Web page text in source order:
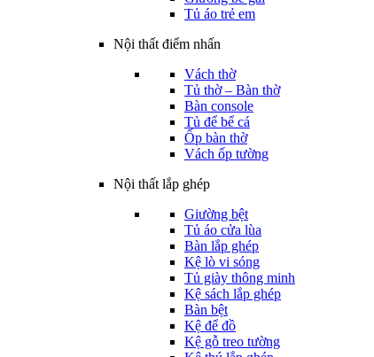
Tủ áo trẻ em
Nội thất điểm nhấn
Vách thờ
Tủ thờ – Bàn thờ
Bàn console
Tủ để bể cá
Ốp bàn thờ
Vách ốp tường
Nội thất lắp ghép
Giường bệt
Tủ áo cửa lùa
Bàn lắp ghép
Kệ lò vi sóng
Tủ giày thông minh
Kệ sách lắp ghép
Bàn bệt
Kệ để đồ
Kệ gỗ treo tường